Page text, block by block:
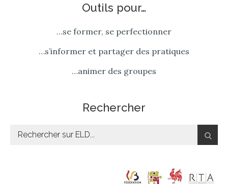
Outils pour…
…se former, se perfectionner
…s’informer et partager des pratiques
…animer des groupes
Rechercher
Rechercher: